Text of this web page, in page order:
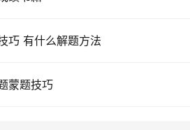
巧 有什么解题方法
蒙题技巧